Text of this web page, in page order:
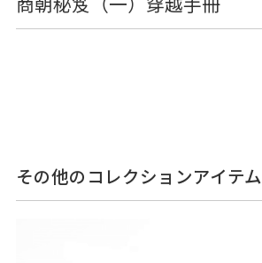
その他のコレクションアイテム